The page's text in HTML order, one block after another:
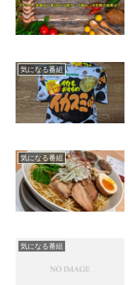
気になる番組
気になる番組
気になる番組